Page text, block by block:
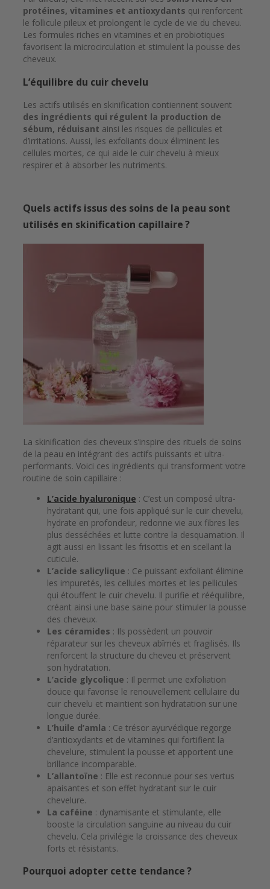
protéines, vitamines et antioxydants qui renforcent
le follicule pileux et prolongent le cycle de vie du cheveu.
Les formules riches en vitamines et en probiotiques
favorisent la microcirculation et stimulent la pousse des
cheveux.
L’équilibre du cuir chevelu
Les actifs utilisés en skinification contiennent souvent
des ingrédients qui régulent la production de
sébum, réduisant ainsi les risques de pellicules et
d’irritations. Aussi, les exfoliants doux éliminent les
cellules mortes, ce qui aide le cuir chevelu à mieux
respirer et à absorber les nutriments.
Quels actifs issus des soins de la peau sont
utilisés en skinification capillaire ?
La skinification des cheveux s’inspire des rituels de soins
de la peau en intégrant des actifs puissants et ultra-
performants. Voici ces ingrédients qui transforment votre
routine de soin capillaire :
L’acide hyaluronique : C’est un composé ultra-
hydratant qui, une fois appliqué sur le cuir chevelu,
hydrate en profondeur, redonne vie aux fibres les
plus desséchées et lutte contre la desquamation. Il
agit aussi en lissant les frisottis et en scellant la
cuticule.
L’acide salicylique : Ce puissant exfoliant élimine
les impuretés, les cellules mortes et les pellicules
qui étouffent le cuir chevelu. Il purifie et rééquilibre,
créant ainsi une base saine pour stimuler la pousse
des cheveux.
Les céramides : Ils possèdent un pouvoir
réparateur sur les cheveux abîmés et fragilisés. Ils
renforcent la structure du cheveu et préservent
son hydratation.
L’acide glycolique : Il permet une exfoliation
douce qui favorise le renouvellement cellulaire du
cuir chevelu et maintient son hydratation sur une
longue durée.
L’huile d’amla : Ce trésor ayurvédique regorge
d’antioxydants et de vitamines qui fortifient la
chevelure, stimulent la pousse et apportent une
brillance incomparable.
L’allantoïne : Elle est reconnue pour ses vertus
apaisantes et son effet hydratant sur le cuir
chevelure.
La caféine : dynamisante et stimulante, elle
booste la circulation sanguine au niveau du cuir
chevelu. Cela privilégie la croissance des cheveux
forts et résistants.
Pourquoi adopter cette tendance ?